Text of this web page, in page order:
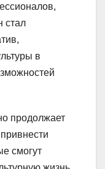
стал
в
продолжает
смогут